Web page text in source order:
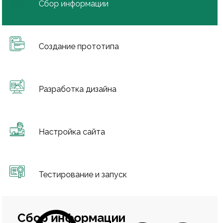
Сбор информации
Создание прототипа
Разработка дизайна
Настройка сайта
Тестирование и запуск
Сбор информации